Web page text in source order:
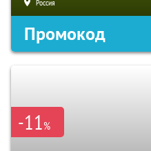
Россия
Промокод
-11%